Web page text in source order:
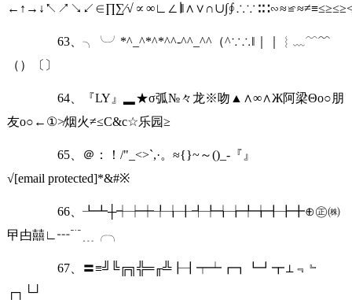
63、╮╰╯*^_^*^*^^-^^_^^（^∵∴‖｜｜︴﹏﹋﹌
（）〔〕
64、『LY』▂★σ弧№々龙※吻▲∧∞∧Ж阿梁Θo○朋
友o○←①≯烟火≠≤C&c☆乐园≥
65、＠：！/"_<>`,·。≈{}~～()_-『』
√[email protected]*&#※
66、┺┻┼┽┾┿╀╁╂╃╄╅╆╇╈╉╊╋⊕㊣㈱
曱甴囍∟┅﹊﹍╭╮
67、〓≡╝╚╔╗╬═╓╩┠┨┯┷┏┓┗┛┳⊥﹃﹄
┌┐└┘